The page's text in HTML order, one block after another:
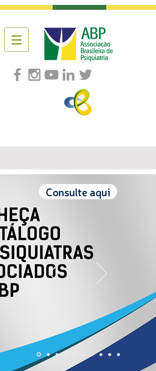
Consulte aqui